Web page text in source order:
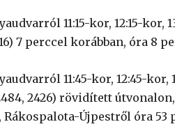
11:15-kor, 12:15-kor,
7 perccel korábban, óra 8
11:45-kor, 12:45-
2426) rövidített
Újpestről óra